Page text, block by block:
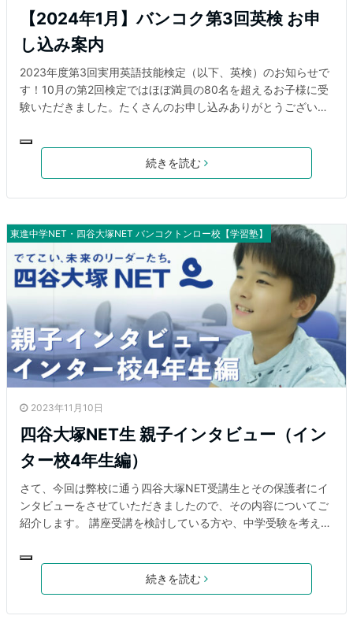
【2024年1月】バンコク第3回英検 お申
し込み案内
2023年度第3回実用英語技能検定（以下、英検）のお知らせで
す！10月の第2回検定ではほぼ満員の80名を超えるお子様に受
験いただきました。たくさんのお申し込みありがとうございま
します。受験を希望される方は以下の概要をご確認の上、下記
リンクよりお申し込みください。 【2023年度第3回英検実施概
要】 📅日 程：2024年1月21日（日）📚検定級：英検4級・5
時 間：５級 集合着席 9:00 試験終了 10:2
続きを読む
東進中学NET・四谷大塚NET バンコクトンロー校【学習塾】
2023年11月10日
四谷大塚NET生 親子インタビュー（イン
ター校4年生編）
さて、今回は弊校に通う四谷大塚NET受講生とその保護者にイ
ンタビューをさせていただきましたので、その内容についてご
紹介します。 講座受講を検討している方や、中学受験を考えて
講生プロフィール・インター校4年生・国語と算数の２科を受
講・日本の中学受験予定・小学校1年生6月から日本の四谷大塚
に通塾開始→3年生の2月からバンコクにて四谷大塚NETの受講
続きを読む